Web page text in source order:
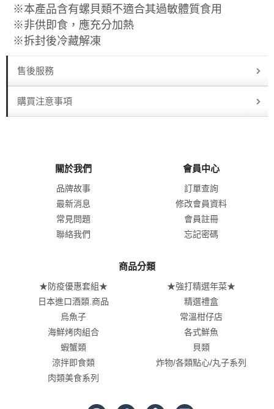
※本產品含有螺貝類不適合其過敏體質食用
※非供即食，應充分加熱
※拆封後冷藏解凍
售後服務
購買注意事項
關於我們
品牌故事
最新消息
常見問題
聯絡我們
會員中心
訂單查詢
修改會員資料
會員註冊
忘記密碼
商品分類
★防疫優惠套組★
★強打精選年菜★
日本進口酒類.商品
精選禮盒
烏魚子
常溫柑仔店
海鮮烤肉組合
各式鮮魚
蝦蟹類
貝類
涼拌即食類
炸物/各類點心/丸子系列
肉類美食系列